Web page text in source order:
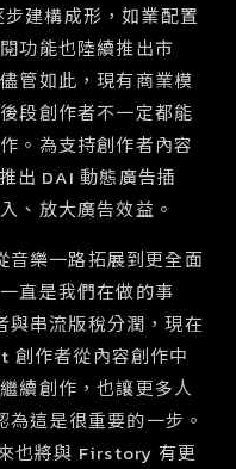
建構成形，如業配置
功能也陸續推出市
管如此，現有商業模
段創作者不一定都能
。為支持創作者內容
出 DAI 動態廣告插
、放大廣告效益。
音樂一路拓展到更全面
直是我們在做的事
與串流版稅分潤，現在
創作者從內容創作中
續創作，也讓更多人
這是很重要的一步。
也將與 Firstory 有更